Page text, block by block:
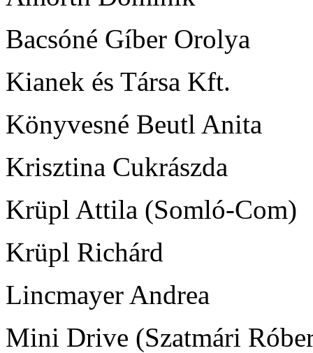
Bacsóné Gíber Orolya
Kianek és Társa Kft.
Könyvesné Beutl Anita
Krisztina Cukrászda
Krüpl Attila (Somló-Com)
Krüpl Richárd
Lincmayer Andrea
Mini Drive (Szatmári